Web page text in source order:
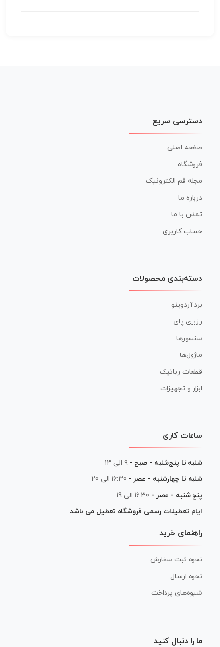
دسترسی سریع
صفحه اصلی
فروشگاه
مجله قم الکترونیک
درباره ما
تماس با ما
حساب کاربری
دسته‌بندی محصولات
برد آردوینو
رزبری پای
سنسورها
ماژول‌ها
قطعات رباتیک
ابزار و تجهیزات
ساعات کاری
شنبه تا پنج‌شنبه - صبح - ۹ الی ۱۳
شنبه تا چهارشنبه - عصر - 16:30 الی 20
پنج شنبه - عصر - 16:30 الی 19
ایام تعطیلات رسمی فروشگاه تعطیل می باشد
راهنمای خرید
نحوه ثبت سفارش
نحوه ارسال
شیوه‌های پرداخت
ما را دنبال کنید